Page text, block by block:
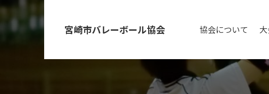
宮崎市バレーボール協会 協会について